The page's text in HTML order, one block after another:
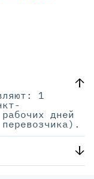
1
дней